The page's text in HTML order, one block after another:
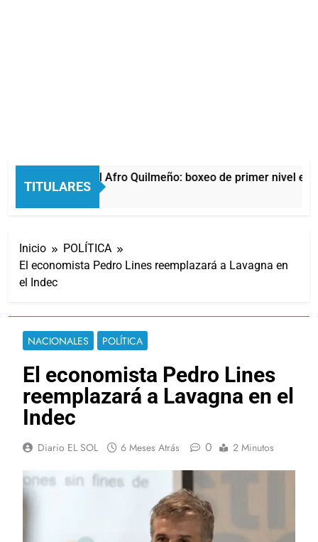
TITULARES
La noche del Afro Quilmeño: boxeo de primer nivel en
13 Horas Atrás
Inicio
POLÍTICA
El economista Pedro Lines reemplazará a Lavagna en
el Indec
NACIONALES POLÍTICA
El economista Pedro Lines
reemplazará a Lavagna en el
Indec
Diario EL SOL 6 Meses Atrás 0 2 Minutos